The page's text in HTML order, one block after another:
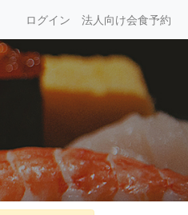
ログイン 法人向け会食予約